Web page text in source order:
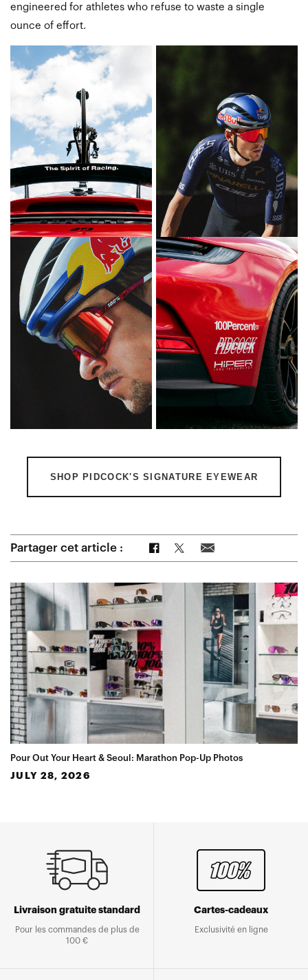
engineered for athletes who refuse to waste a single
ounce of effort.
SHOP PIDCOCK'S SIGNATURE EYEWEAR
Partager cet article : Partager sur Facebook
Partager sur TwitterPartager par e-mail
Pour Out Your Heart & Seoul: Marathon Pop-Up Photos
JULY 28, 2026
Livraison gratuite standard
Pour les commandes de plus de
100 €
Cartes-cadeaux
Exclusivité en ligne